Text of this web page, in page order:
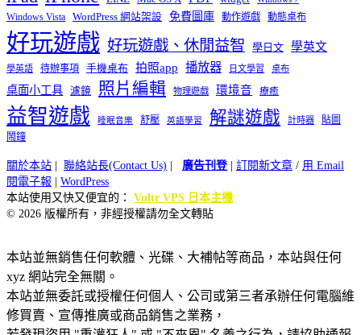
Windows Vista WordPress 網站架設 免費圖庫 動作遊戲 動態桌布
好玩遊戲 好玩遊戲、休閒益智 學日文 學英文
學英語 待辦事項 手機桌布 拍照app 播放器 日文學習 桌布
桌面小工具 濾鏡 照片編輯 物理遊戲 環境音 療癒
益智遊戲 睡眠音樂 舒壓 英語學習 解謎遊戲 計時器
貼圖
鬧鐘
關於本站 | 聯絡站長(Contact Us) | 廣告刊登| 訂閱新文章 / 用 Email
閱電子報 | WordPress
本站使用又快又便宜的： Vultr VPS 日本主機
© 2026 版權所有，非經授權請勿全文轉貼
本站並無銷售任何軟體、光碟、大補帖等商品，本站與任何
xyz 網站完全無關。
本站並無委託或授權任何個人、公司或第三者承辦任何電腦維
修買賣、宣傳推廣或商品銷售之業務，